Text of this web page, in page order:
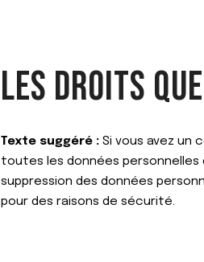
LES DROITS
Texte suggéré : Si vous avez un
toutes les données personnelles
suppression des données
pour des raisons de sécurité.